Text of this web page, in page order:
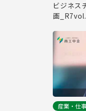
ビジネス
画
産業・仕事